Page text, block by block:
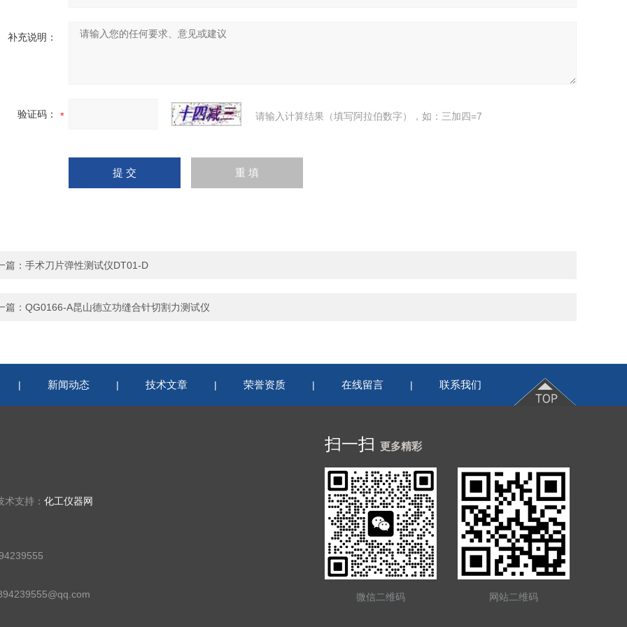
补充说明：
验证码： 请输入计算结果（填写阿拉伯数字），如：三加四=7
篇： 手术刀片弹性测试仪DT01-D
篇： QG0166-A昆山德立功缝合针切割力测试仪
| 新闻动态 | 技术文章 | 荣誉资质 | 在线留言 | 联系我们
支持： 化工仪器网
扫一扫 更多精彩
微信二维码 网站二维码